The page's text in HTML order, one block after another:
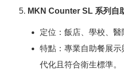
MKN Counter SL 系列自
定位：飯店、學校、醫
特點：專業自助餐展
代化且符合衛生標準。